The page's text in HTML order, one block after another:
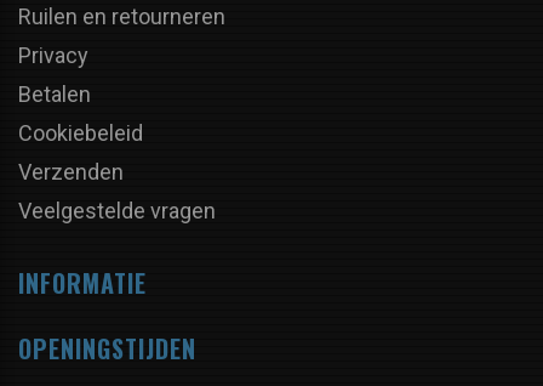
Ruilen en retourneren
Privacy
Betalen
Cookiebeleid
Verzenden
Veelgestelde vragen
INFORMATIE
OPENINGSTIJDEN